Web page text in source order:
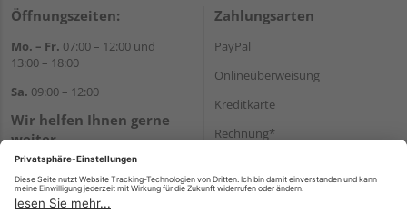
Öffnungszeiten:
Mo. – Fr. 07:00 – 12:00 und
13:00 – 18:00
Sa. 09:00 – 12:00
Wir helfen Ihnen gerne
weiter
Tel.:+49 8122 14197
E-Mail:vertrieb@holz-liebl.de
Zahlungsarten
PayPal
Onlineüberweisung
Kreditkarte
Rechnung*
Versand